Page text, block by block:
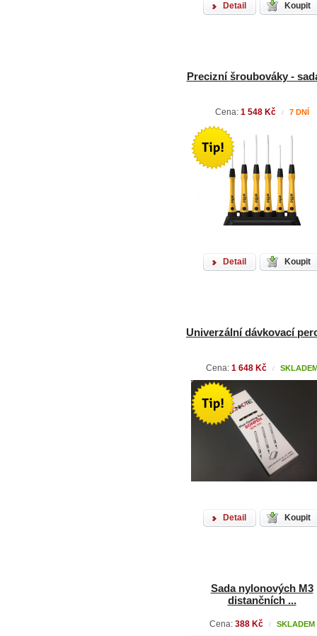
Detail Koupit
Precizní šroubováky -
Cena: 1 548 Kč / 7 DNÍ
Detail Koupit
Univerzální dávkovací
Cena: 1 648 Kč /
Detail Koupit
Sada nylonových M3
distančních ...
Cena: 388 Kč / SKLADEM